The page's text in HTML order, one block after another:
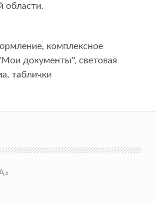
области.
, комплексное
документы", световая
, таблички